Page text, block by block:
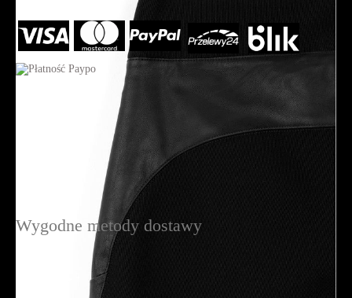
Wygodne metody dostawy